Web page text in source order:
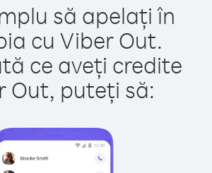
să apelați în
cu Viber Out.
ce aveți credite
Out, puteți să: